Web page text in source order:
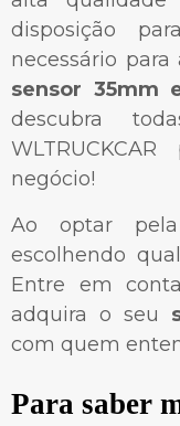
disposição
necessário
sensor 35mm
descubra
negócio!
Ao optar pela
escolhendo
Entre em
adquira o seu
com quem
Para saber